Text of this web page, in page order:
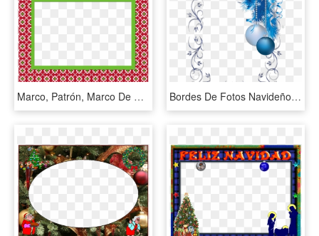
Marco, Patrón, Marco De Navidad, Verde, Rojo - Free Christmas Frame Photoshop, HD Png Download Bordes De Fotos Navideños De Distintos Modelos - Blue Christmas Frame Png, Transparent Png